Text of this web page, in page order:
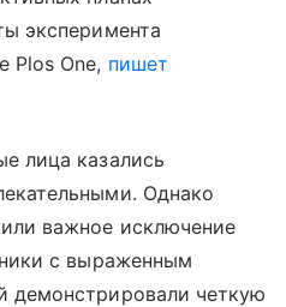
эксперимента
Plos One, пишет
лица казались
Однако
важное исключение
с выраженным
демонстрировали четкую